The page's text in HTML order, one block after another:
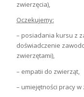
zwierzęcia),
Oczekujemy:
– posiadania kursu z
doświadczenie
zwierzętami),
– empatii do zwierząt,
– umiejętności pracy w